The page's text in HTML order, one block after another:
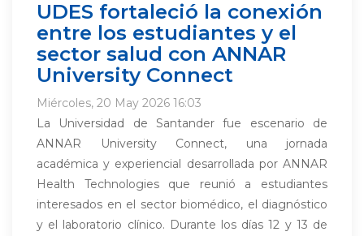
UDES fortaleció la conexión
entre los estudiantes y el
sector salud con ANNAR
University Connect
Miércoles, 20 May 2026 16:03
La Universidad de Santander fue escenario de
ANNAR University Connect, una jornada
académica y experiencial desarrollada por ANNAR
Health Technologies que reunió a estudiantes
interesados en el sector biomédico, el diagnóstico
y el laboratorio clínico. Durante los días 12 y 13 de